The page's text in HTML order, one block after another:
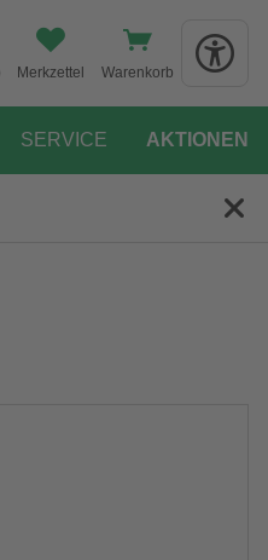
Merkzettel Warenkorb
SERVICE AKTIONEN